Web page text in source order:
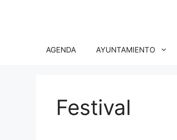
AGENDA AYUNTAMIENTO
Festival